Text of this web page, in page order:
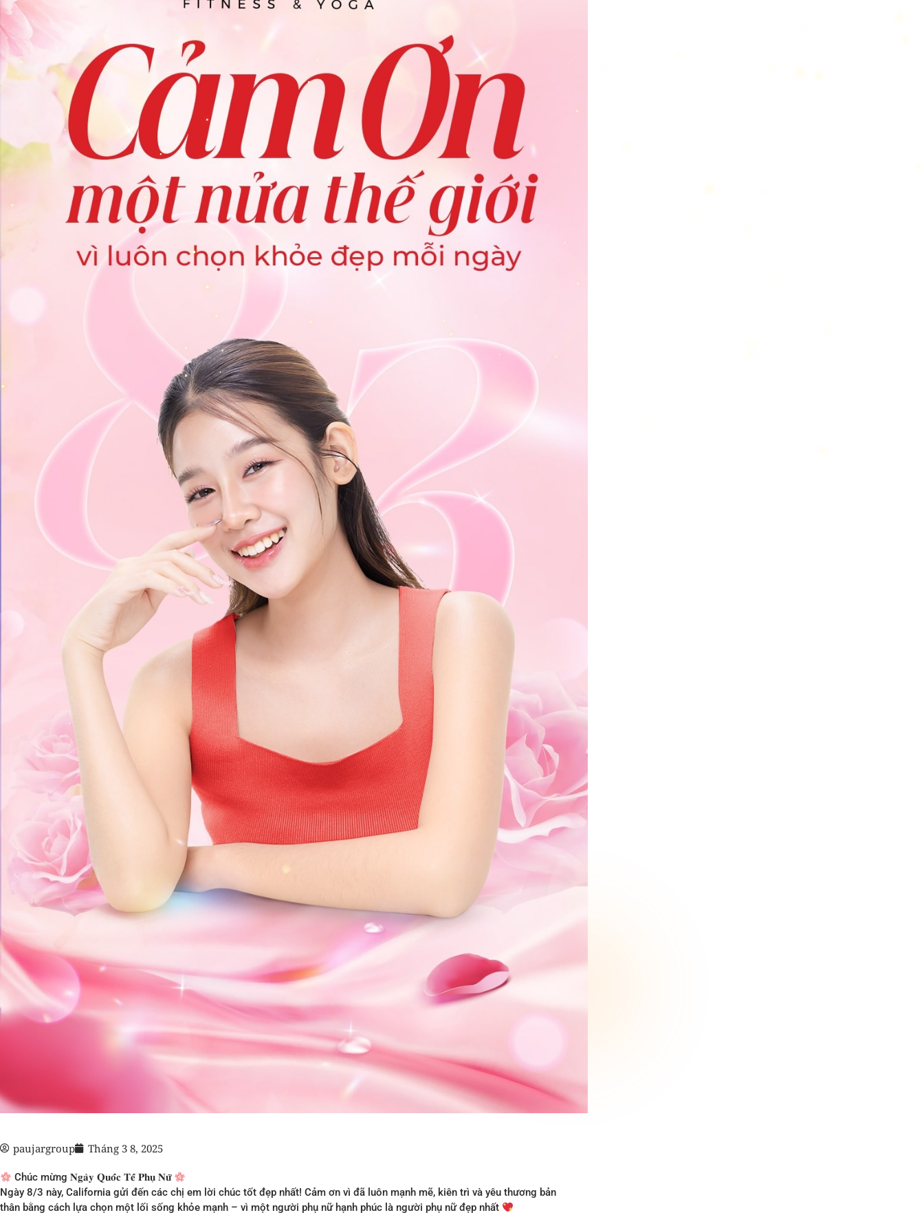
paujargroup Tháng 3 8, 2025
Chúc mừng 𝐍𝐠𝐚̀𝐲 𝐐𝐮𝐨̂́𝐜 𝐓𝐞̂́ 𝐏𝐡𝐮̣ 𝐍𝐮̛̃
Ngày 8/3 này, California gửi đến các chị em lời chúc tốt đẹp nhất! Cảm ơn vì đã luôn mạnh mẽ, kiên trì và yêu thương bản
thân bằng cách lựa chọn một lối sống khỏe mạnh – vì một người phụ nữ hạnh phúc là người phụ nữ đẹp nhất